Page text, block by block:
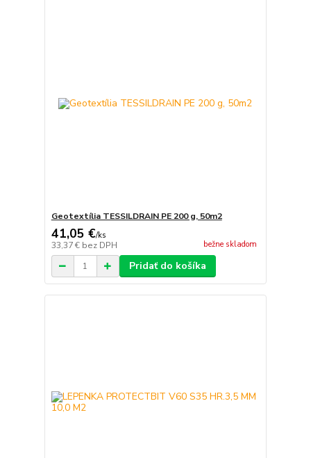
Geotextília TESSILDRAIN PE 200 g, 50m2
41,05 €/ks
33,37 € bez DPH bežne skladom
Pridať do košíka